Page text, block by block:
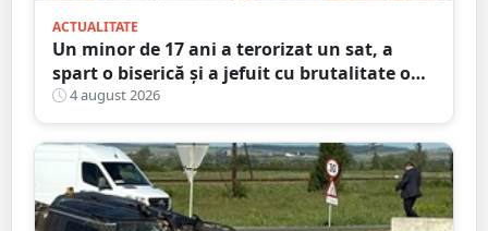
ACTUALITATE
Un minor de 17 ani a terorizat un sat, a
spart o biserică și a jefuit cu brutalitate o
bătrână de 80 de ani
4 august 2026